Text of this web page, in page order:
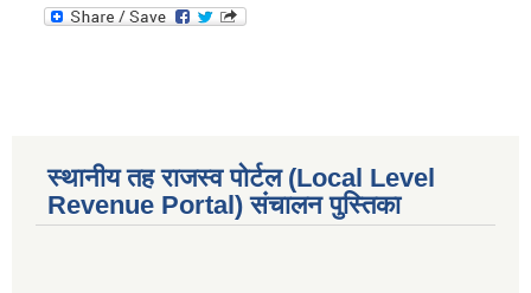
स्थानीय तह राजस्व पोर्टल (Local Level
Revenue Portal) संचालन पुस्तिका